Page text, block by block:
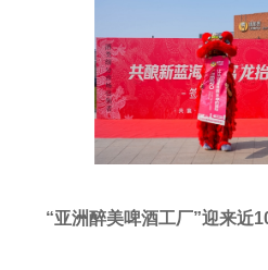
“亚洲醉美啤酒工厂”迎来近